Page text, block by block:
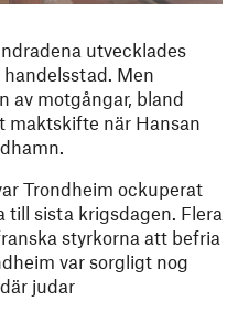
utvecklades
Men
av motgångar, bland
maktskifte när Hansan
Trondheim ockuperat
till sista krigsdagen. Flera
styrkorna att befria
var sorgligt nog
judar